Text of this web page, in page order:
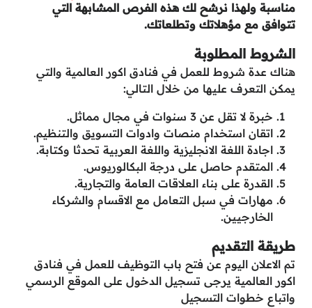
مناسبة ولهذا نرشح لك هذه الفرص المشابهة التي
تتوافق مع مؤهلاتك وتطلعاتك.
الشروط المطلوبة
هناك عدة شروط للعمل في فنادق اكور العالمية والتي
يمكن التعرف عليها من خلال التالي:
خبرة لا تقل عن 3 سنوات في مجال مماثل.
اتقان استخدام منصات وادوات التسويق والتنظيم.
اجادة اللغة الانجليزية واللغة العربية تحدثا وكتابة.
المتقدم حاصل على درجة البكالوريوس.
القدرة على بناء العلاقات العامة والتجارية.
مهارات في سبل التعامل مع الاقسام والشركاء
الخارجيين.
طريقة التقديم
تم الاعلان اليوم عن فتح باب التوظيف للعمل في فنادق
اكور العالمية يرجى تسجيل الدخول على الموقع الرسمي
واتباع خطوات التسجيل